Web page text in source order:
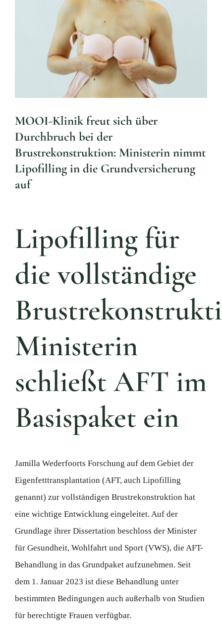
MOOI-Klinik freut sich über
Durchbruch bei der
Brustrekonstruktion: Ministerin nimmt
Lipofilling in die Grundversicherung
auf
Lipofilling für
die vollständige
Ministerin
schließt AFT im
Basispaket ein
Jamilla Wederfoorts Forschung auf dem Gebiet der
Eigenfetttransplantation (AFT, auch Lipofilling
genannt) zur vollständigen Brustrekonstruktion hat
eine wichtige Entwicklung eingeleitet. Auf der
Grundlage ihrer Dissertation beschloss der Minister
für Gesundheit, Wohlfahrt und Sport (VWS), die AFT-
Behandlung in das Grundpaket aufzunehmen. Seit
dem 1. Januar 2023 ist diese Behandlung unter
bestimmten Bedingungen auch außerhalb von Studien
für berechtigte Frauen verfügbar.